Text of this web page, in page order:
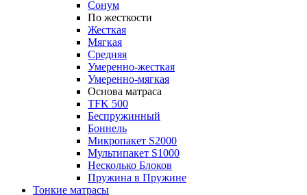
Сонум
По жесткости
Жесткая
Мягкая
Средняя
Умеренно-жесткая
Умеренно-мягкая
Основа матраса
TFK 500
Беспружинный
Боннель
Микропакет S2000
Мультипакет S1000
Несколько Блоков
Пружина в Пружине
Тонкие матрасы